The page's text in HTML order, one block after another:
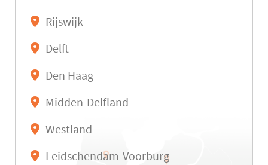
Rijswijk
Delft
Den Haag
Midden-Delfland
Westland
Leidschendam-Voorburg